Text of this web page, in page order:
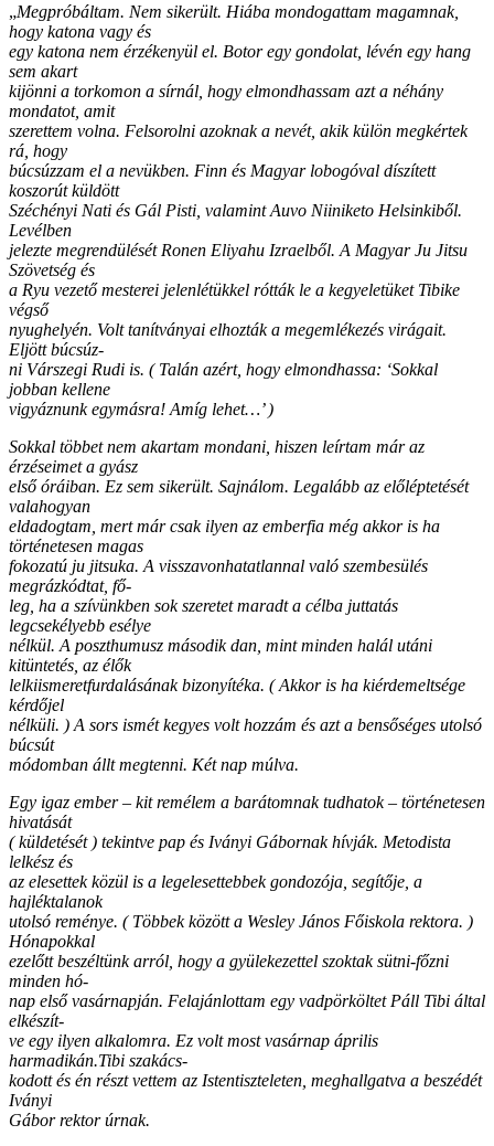
„Megpróbáltam. Nem sikerült. Hiába mondogattam magamnak,
hogy katona vagy és
egy katona nem érzékenyül el. Botor egy gondolat, lévén egy hang
sem akart
kijönni a torkomon a sírnál, hogy elmondhassam azt a néhány
mondatot, amit
szerettem volna. Felsorolni azoknak a nevét, akik külön megkértek
rá, hogy
búcsúzzam el a nevükben. Finn és Magyar lobogóval díszített
koszorút küldött
Széchényi Nati és Gál Pisti, valamint Auvo Niiniketo Helsinkiből.
Levélben
jelezte megrendülését Ronen Eliyahu Izraelből. A Magyar Ju Jitsu
Szövetség és
a Ryu vezető mesterei jelenlétükkel rótták le a kegyeletüket Tibike
végső
nyughelyén. Volt tanítványai elhozták a megemlékezés virágait.
Eljött búcsúz-
ni Várszegi Rudi is. ( Talán azért, hogy elmondhassa: ‘Sokkal
jobban kellene
vigyáznunk egymásra! Amíg lehet…’ )
Sokkal többet nem akartam mondani, hiszen leírtam már az
érzéseimet a gyász
első óráiban. Ez sem sikerült. Sajnálom. Legalább az előléptetését
valahogyan
eldadogtam, mert már csak ilyen az emberfia még akkor is ha
történetesen magas
fokozatú ju jitsuka. A visszavonhatatlannal való szembesülés
megrázkódtat, fő-
leg, ha a szívünkben sok szeretet maradt a célba juttatás
legcsekélyebb esélye
nélkül. A poszthumusz második dan, mint minden halál utáni
kitüntetés, az élők
lelkiismeretfurdalásának bizonyítéka. ( Akkor is ha kiérdemeltsége
kérdőjel
nélküli. ) A sors ismét kegyes volt hozzám és azt a bensőséges utolsó
búcsút
módomban állt megtenni. Két nap múlva.
Egy igaz ember – kit remélem a barátomnak tudhatok – történetesen
hivatását
( küldetését ) tekintve pap és Iványi Gábornak hívják. Metodista
lelkész és
az elesettek közül is a legelesettebbek gondozója, segítője, a
hajléktalanok
utolsó reménye. ( Többek között a Wesley János Főiskola rektora. )
Hónapokkal
ezelőtt beszéltünk arról, hogy a gyülekezettel szoktak sütni-főzni
minden hó-
nap első vasárnapján. Felajánlottam egy vadpörköltet Páll Tibi által
elkészít-
ve egy ilyen alkalomra. Ez volt most vasárnap április
harmadikán.Tibi szakács-
kodott és én részt vettem az Istentiszteleten, meghallgatva a beszédét
Iványi
Gábor rektor úrnak.